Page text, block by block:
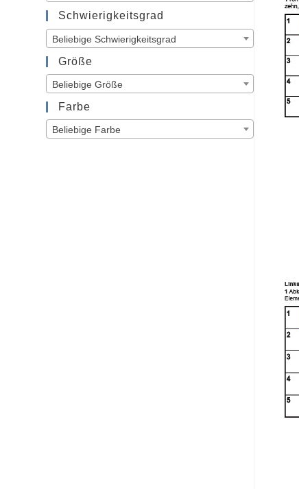
Schwierigkeitsgrad
Beliebige Schwierigkeitsgrad
Größe
Beliebige Größe
Farbe
Beliebige Farbe